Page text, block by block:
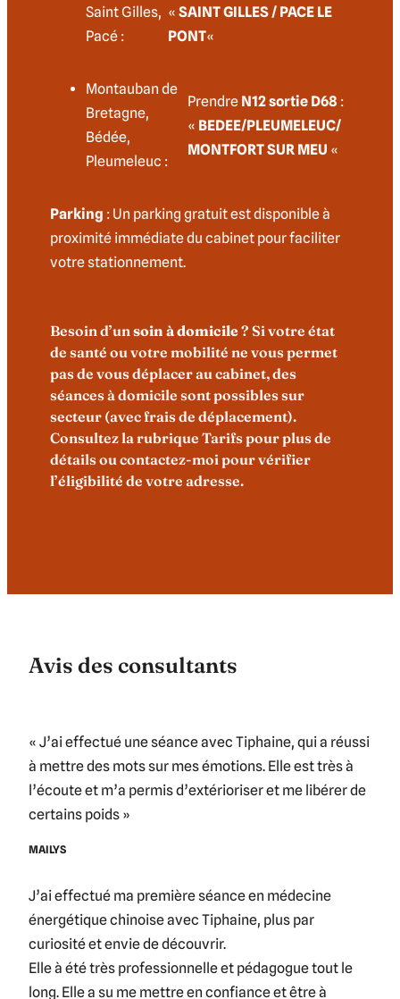
Saint Gilles,
Pacé :
« SAINT GILLES / PACE LE
PONT«
Montauban de
Bretagne,
Bédée,
Pleumeleuc :
Prendre N12 sortie D68 :
« BEDEE/PLEUMELEUC/
MONTFORT SUR MEU «
Parking : Un parking gratuit est disponible à
proximité immédiate du cabinet pour faciliter
votre stationnement.
Besoin d’unsoin à domicile? Si votre état
de santé ou votre mobilité ne vous permet
pas de vous déplacer au cabinet, des
séances à domicile sont possibles sur
secteur (avec frais de déplacement).
Consultez la rubrique Tarifs pour plus de
détails ou contactez-moi pour vérifier
l’éligibilité de votre adresse.
Avis des consultants
« J’ai effectué une séance avec Tiphaine, qui a réussi
à mettre des mots sur mes émotions. Elle est très à
l’écoute et m’a permis d’extérioriser et me libérer de
certains poids »
MAILYS
J’ai effectué ma première séance en médecine
énergétique chinoise avec Tiphaine, plus par
curiosité et envie de découvrir.
Elle à été très professionnelle et pédagogue tout le
long. Elle a su me mettre en confiance et être à